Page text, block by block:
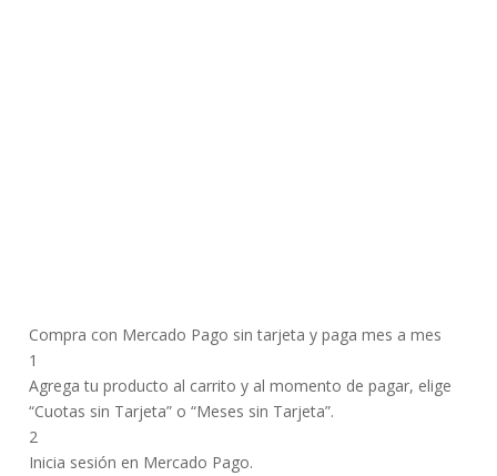
Compra con Mercado Pago sin tarjeta y paga mes a mes
1
Agrega tu producto al carrito y al momento de pagar, elige
“Cuotas sin Tarjeta” o “Meses sin Tarjeta”.
2
Inicia sesión en Mercado Pago.